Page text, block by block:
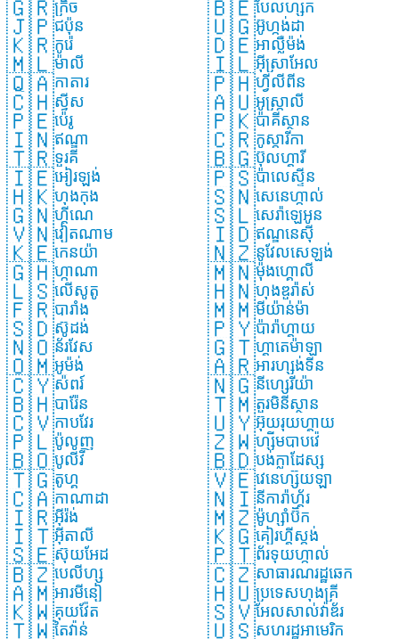
🇬🇷ក្រិច
🇯🇵ជប៉ុន
🇰🇷កូរ៉េ
🇲🇱ម៉ាលី
🇶🇦កាតារ
🇨🇭ស្វីស
🇵🇪ប៉េរូ
🇮🇳ឥណ្ឌា
🇹🇷ទួរគី
🇮🇪អៀរឡង់
🇭🇰ហុងកុង
🇬🇳ហ្គីណេ
🇻🇳វៀតណាម
🇰🇪កេនយ៉ា
🇬🇭ហ្កាណា
🇱🇸លើសូតូ
🇫🇷បារាំង
🇸🇩ស៊ូដង់
🇳🇴ន័រវែស
🇴🇲អូម៉ង់
🇨🇾ស៉ីពរ៍
🇧🇭បារ៉ែន
🇨🇻កាបវែរ
🇵🇱ប៉ូលូញ
🇧🇴បូលីវី
🇹🇬តូហ្គូ
🇨🇦កាណាដា
🇮🇷អ៊ីរ៉ង់
🇮🇹អ៊ីតាលី
🇸🇪ស៊ុយអែដ
🇧🇿បេលីហ្ស
🇦🇲អារមីនៀ
🇰🇼គុយវ៉ែត
🇹🇼តៃវ៉ាន់
🇧🇪បែលហ្ស៉ិក
🇺🇬អ៊ូហ្កង់ដា
🇩🇪អាល្លឺម៉ង់
🇮🇱អ៊ីស្រាអែល
🇵🇭ហ្វ៉ីលីពីន
🇦🇺អូស្ត្រាលី
🇵🇰ប៉ាគីស្ថាន
🇨🇷កូស្តារីកា
🇧🇬ប៊ុលហ្គារី
🇵🇸ប៉ាលេស្ទីន
🇸🇳សេនេហ្កាល់
🇸🇱សេរ៉ាឡេអូន
🇮🇩ឥណ្ឌូនេស៊ី
🇳🇿នូវែលសេឡង់
🇲🇳ម៉ុងហ្គោលី
🇭🇳ហុងឌួរ៉ាស់
🇲🇲មីយ៉ាន់ម៉ា
🇵🇾ប៉ារ៉ាហ្គាយ
🇬🇹ហ្គាតេម៉ាឡា
🇦🇷អារហ្សង់ទីន
🇳🇬នីហ្សេរីយ៉ា
🇹🇲តួរមិនីស្ថាន
🇺🇾អ៊ុយរុយហ្គាយ
🇿🇼ហ្ស៊ីមបាបវ៉េ
🇧🇩បង់ក្លាដែស្ស
🇻🇪វេនេហ្ស៊ុយឡា
🇳🇮នីការ៉ាហ្គ័រ
🇲🇿ម៉ូហ្សាំប៊ិក
🇰🇬គៀរហ្គីស្តង់
🇵🇹ព័រទុយហ្កាល់
🇨🇿សាធារណរដ្ឋឆេក
🇭🇺ប្រទេសហុងគ្រី
🇸🇻អែលសាល់វ៉ាឌ័រ
🇺🇸សហរដ្ឋអាមេរិក